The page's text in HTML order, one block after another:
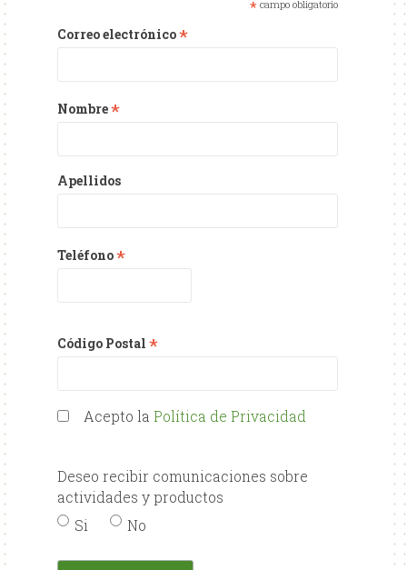
* campo obligatorio
Correo electrónico*
Nombre*
Apellidos
Teléfono*
Código Postal *
Acepto la Política de Privacidad
Deseo recibir comunicaciones sobre
actividades y productos
Si
No